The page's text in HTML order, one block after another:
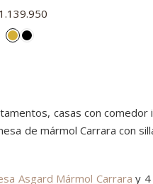
casas con
de mármol Carrara con
Asgard Mármol Carrara y 4